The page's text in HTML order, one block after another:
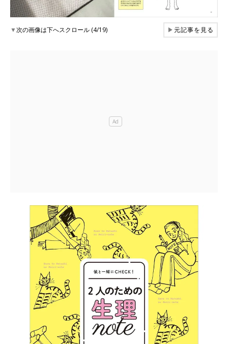
▼次の画像は下へスクロール (4/19) ▶元記事を見る